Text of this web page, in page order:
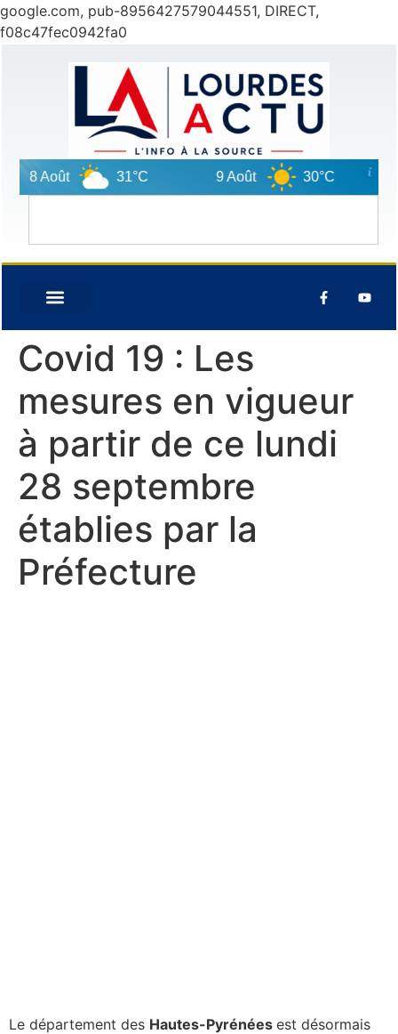
google.com, pub-8956427579044551, DIRECT,
f08c47fec0942fa0
8 Août 31°C 9 Août 30°C
Covid 19 : Les
mesures en vigueur
à partir de ce lundi
28 septembre
établies par la
Préfecture
Le département des Hautes-Pyrénées est désormais